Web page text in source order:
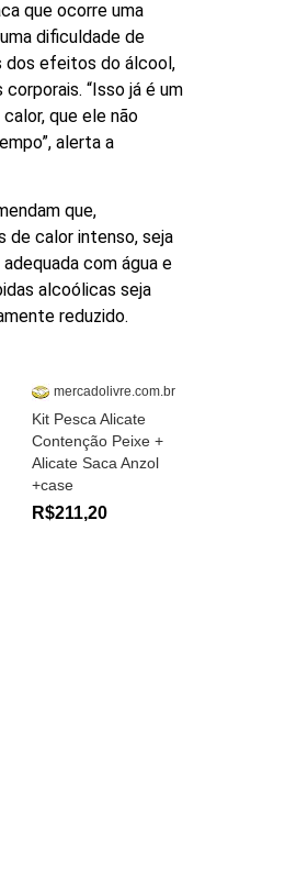
que ocorre uma
dificuldade de
dos efeitos do álcool,
“Isso já é um
que ele não
alerta a
que,
de calor intenso, seja
com água e
alcoólicas seja
reduzido.
mercadolivre.com.br
Kit Pesca Alicate
Contenção Peixe +
Alicate Saca Anzol
+case
R$211,20